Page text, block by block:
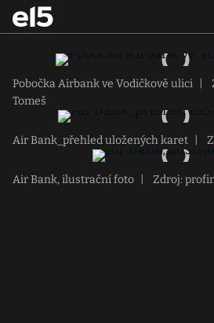
Pobočka Airbank ve Vodičkově ulici
Tomeš
Air Bank_přehled uložených karet
Air Bank, ilustrační foto Zdroj: